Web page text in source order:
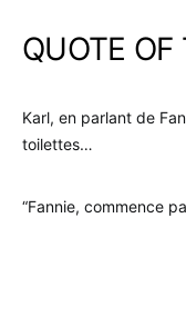
QUOTE OF
Karl, en parlant de
toilettes…
“Fannie, commence